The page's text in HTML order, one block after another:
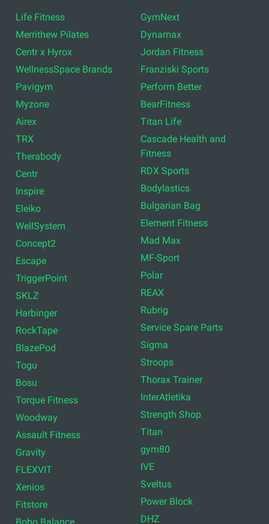
Life Fitness
Merrithew Pilates
Centr x Hyrox
WellnessSpace Brands
Pavigym
Myzone
Airex
TRX
Therabody
Centr
Inspire
Eleiko
WellSystem
Concept2
Escape
TriggerPoint
SKLZ
Harbinger
RockTape
BlazePod
Togu
Bosu
Torque Fitness
Woodway
Assault Fitness
Gravity
FLEXVIT
Xenios
Fitstore
Bobo Balance
GymNext
Dynamax
Jordan Fitness
Franziski Sports
Perform Better
BearFitness
Titan Life
Cascade Health and
Fitness
RDX Sports
Bodylastics
Bulgarian Bag
Element Fitness
Mad Max
MF-Sport
Polar
REAX
Rubrig
Service Spare Parts
Sigma
Stroops
Thorax Trainer
InterAtletika
Strength Shop
Titan
gym80
IVE
Sveltus
Power Block
DHZ